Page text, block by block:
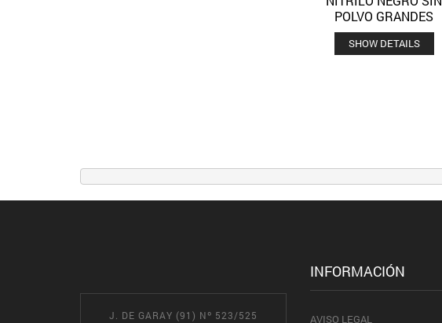
POLVO GRANDES
SHOW DETAILS
J. DE GARAY (91) Nº 523/525
INFORMACIÓN
AVISO LEGAL